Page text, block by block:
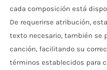
cada composición está
De requerirse atribución,
texto necesario, también se
canción, facilitando su
términos establecidos para